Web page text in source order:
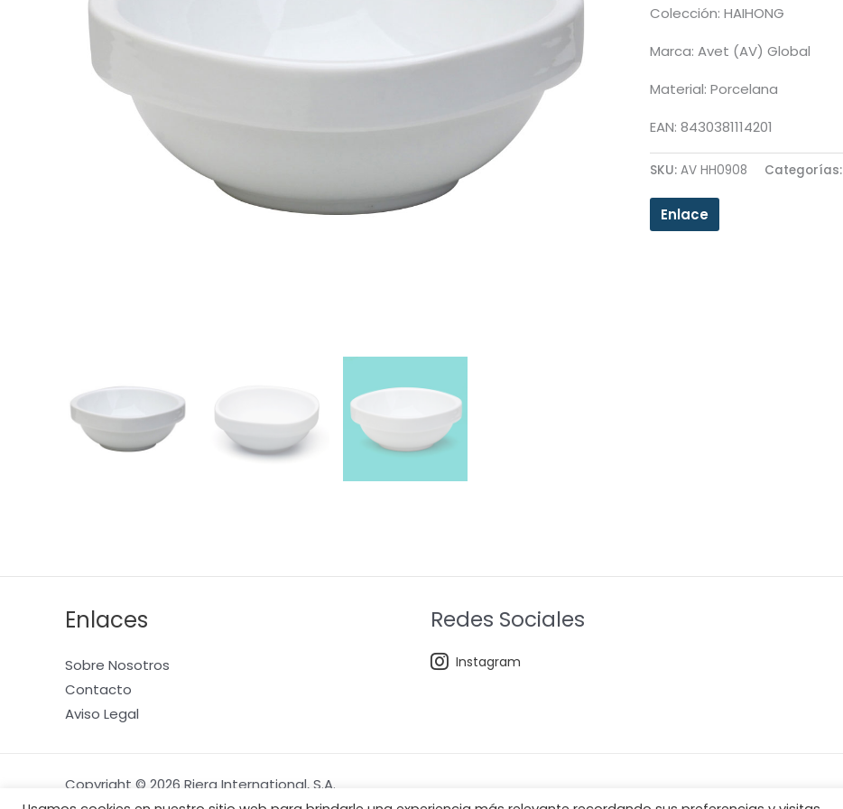
Colección: HAIHONG
Marca: Avet (AV) Global
Material: Porcelana
EAN: 8430381114201
SKU: AV HH0908 Categorías:
Enlace
Enlaces
Sobre Nosotros
Contacto
Aviso Legal
Redes Sociales
Instagram
Copyright © 2026 Riera International, S.A.